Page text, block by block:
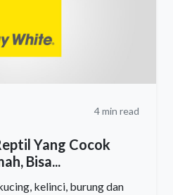
4 min read
Yang Cocok
Bisa...
kelinci, burung dan